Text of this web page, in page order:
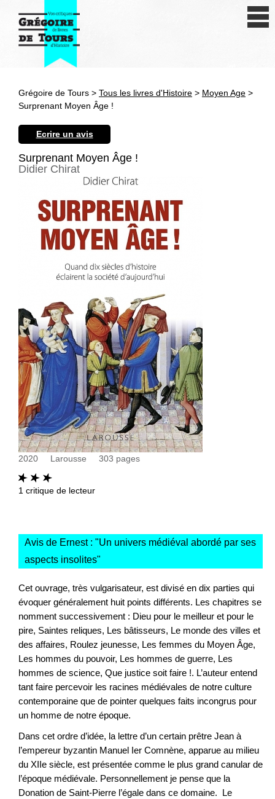
Antiquité
Epoque moderne
Révolution et XIXe siècle
XXe siècle
Autres civilisations
Thématiques
Grégoire de Tours > Tous les livres d'Histoire > Moyen Age >
Surprenant Moyen Âge !
Ecrire un avis
Surprenant Moyen Âge !
Didier Chirat
2020 Larousse 303 pages
1 critique de lecteur
Avis de Ernest : "Un univers médiéval abordé par ses
aspects insolites"
Cet ouvrage, très vulgarisateur, est divisé en dix parties qui
évoquer généralement huit points différents. Les chapitres se
nomment successivement : Dieu pour le meilleur et pour le
pire, Saintes reliques, Les bâtisseurs, Le monde des villes et
des affaires, Roulez jeunesse, Les femmes du Moyen Âge,
Les hommes du pouvoir, Les hommes de guerre, Les
hommes de science, Que justice soit faire !. L’auteur entend
tant faire percevoir les racines médiévales de notre culture
contemporaine que de pointer quelques faits incongrus pour
un homme de notre époque.
Dans cet ordre d’idée, la lettre d’un certain prêtre Jean à
l’empereur byzantin Manuel Ier Comnène, apparue au milieu
du XIIe siècle, est présentée comme le plus grand canular de
l’époque médiévale. Personnellement je pense que la
Donation de Saint-Pierre l’égale dans ce domaine. Le